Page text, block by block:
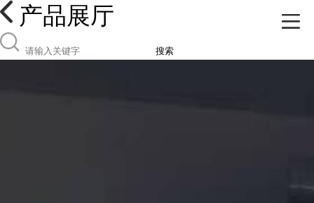
产品展厅
搜索